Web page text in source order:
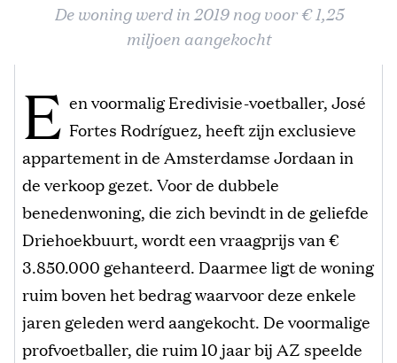
De woning werd in 2019 nog voor € 1,25
miljoen aangekocht
E en voormalig Eredivisie-voetballer, José
Fortes Rodríguez, heeft zijn exclusieve
appartement in de Amsterdamse Jordaan in
de verkoop gezet. Voor de dubbele
benedenwoning, die zich bevindt in de geliefde
Driehoekbuurt, wordt een vraagprijs van €
3.850.000 gehanteerd. Daarmee ligt de woning
ruim boven het bedrag waarvoor deze enkele
jaren geleden werd aangekocht. De voormalige
profvoetballer, die ruim 10 jaar bij AZ speelde